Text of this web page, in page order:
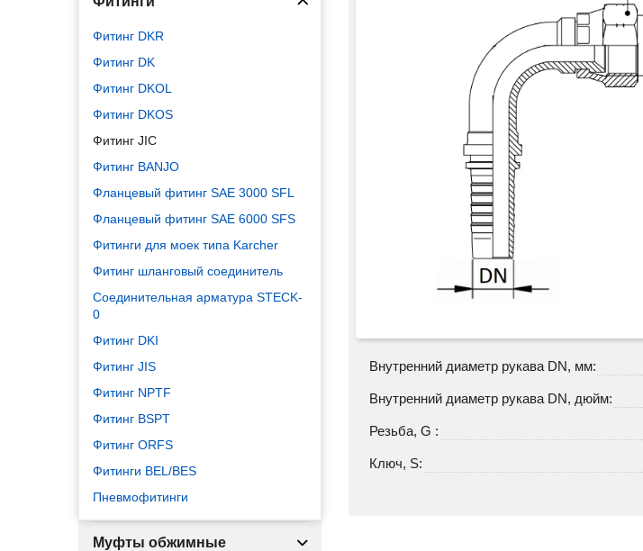
Фитинг DKR
Фитинг DK
Фитинг DKOL
Фитинг DKOS
Фитинг JIC
Фитинг BANJO
Фланцевый фитинг SAE 3000 SFL
Фланцевый фитинг SAE 6000 SFS
Фитинги для моек типа Karcher
Фитинг шланговый соединитель
Соединительная арматура STECK-
0
Фитинг DKI
Фитинг JIS
Фитинг NPTF
Фитинг BSPT
Фитинг ORFS
Фитинги BEL/BES
Пневмофитинги
Муфты обжимные
Внутренний диаметр рукава DN, мм:
Внутренний диаметр рукава DN, дюйм:
Резьба, G :
Ключ, S: